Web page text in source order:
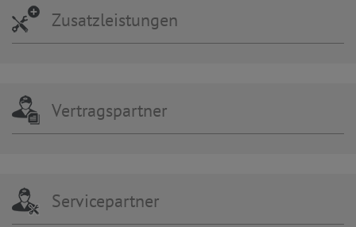
Zusatzleistungen
Vertragspartner
Servicepartner